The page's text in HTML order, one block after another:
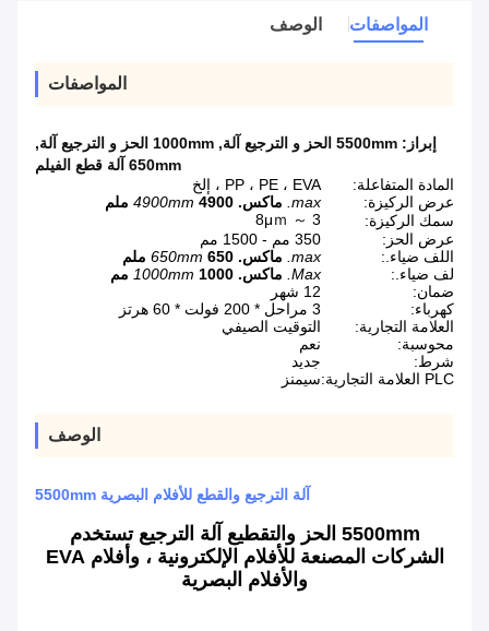
المواصفات الوصف
المواصفات
إبراز: 5500mm الحز و الترجيع آلة , 1000mm الحز و الترجيع آلة
,
650mm آلة قطع الفيلم
المادة المتفاعلة:
PP ، PE ، EVA ، إلخ
عرض الركيزة:
max. ماكس. 4900mm 4900 ملم
سمك الركيزة:
3 ～ 8μｍ
عرض الحز:
350 مم - 1500 مم
اللف ضياء.:
max. ماكس. 650mm 650 ملم
لف ضياء.:
Max. ماكس. 1000mm 1000 مم
ضمان:
12 شهر
كهرباء:
3 مراحل * 200 فولت * 60 هرتز
العلامة التجارية:
التوقيت الصيفي
محوسبة:
نعم
شرط:
جديد
PLC العلامة التجارية:
سيمنز
الوصف
آلة الترجيع والقطع للأفلام البصرية 5500mm
5500mm الحز والتقطيع آلة الترجيع تستخدم
الشركات المصنعة للأفلام الإلكترونية ، وأفلام EVA
والأفلام البصرية